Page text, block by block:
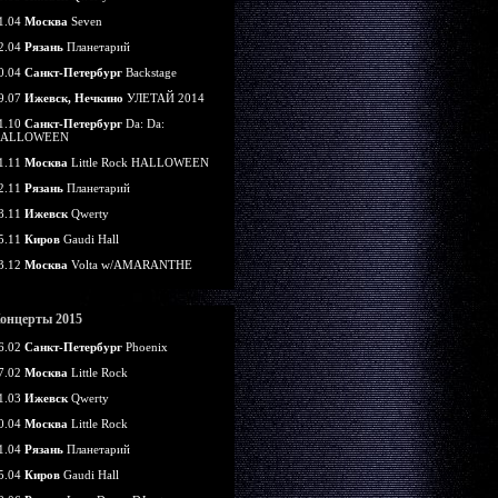
Москва Seven
Рязань Планетарий
Санкт-Петербург Backstage
Ижевск, Нечкино УЛЕТАЙ 2014
Санкт-Петербург Da: Da:
Москва Little Rock HALLOWEEN
Рязань Планетарий
Ижевск Qwerty
Киров Gaudi Hall
Москва Volta w/AMARANTHE
2015
Санкт-Петербург Phoenix
Москва Little Rock
Ижевск Qwerty
Москва Little Rock
Рязань Планетарий
Киров Gaudi Hall